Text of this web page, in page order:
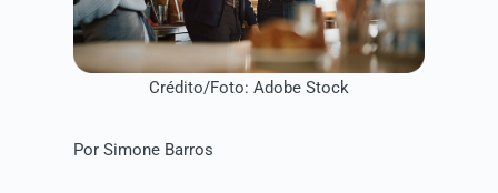
Crédito/Foto: Adobe Stock
Por Simone Barros